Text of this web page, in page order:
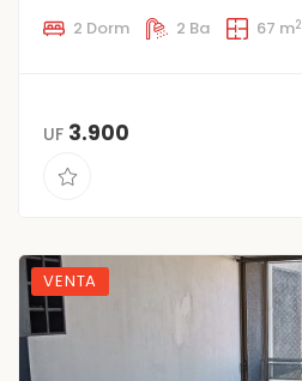
2 Dorm 2 Ba 67 m2
UF 3.900
VENTA